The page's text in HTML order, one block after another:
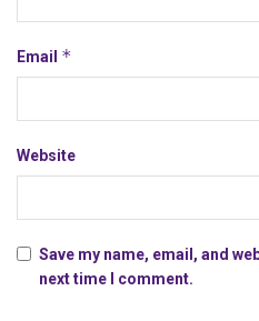
Email *
Website
Save my name, email, and
next time I comment.